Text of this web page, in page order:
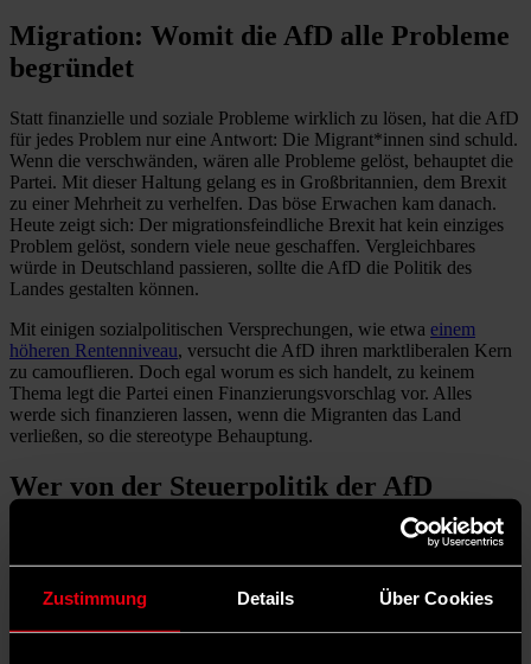
Zustimmung Details Über Cookies
Migration: Womit die AfD alle Probleme
begründet
Statt finanzielle und soziale Probleme wirklich zu lösen, hat die AfD
für jedes Problem nur eine Antwort: Die Migrant*innen sind schuld.
Wenn die verschwänden, wären alle Probleme gelöst, behauptet die
Partei. Mit dieser Haltung gelang es in Großbritannien, dem Brexit
zu einer Mehrheit zu verhelfen. Das böse Erwachen kam danach.
Heute zeigt sich: Der migrationsfeindliche Brexit hat kein einziges
Problem gelöst, sondern viele neue geschaffen. Vergleichbares
würde in Deutschland passieren, sollte die AfD die Politik des
Landes gestalten können.
Mit einigen sozialpolitischen Versprechungen, wie etwa einem
höheren Rentenniveau, versucht die AfD ihren marktliberalen Kern
zu camouflieren. Doch egal worum es sich handelt, zu keinem
Thema legt die Partei einen Finanzierungsvorschlag vor. Alles
werde sich finanzieren lassen, wenn die Migranten das Land
verließen, so die stereotype Behauptung.
Wer von der Steuerpolitik der AfD
Auch beim Thema Steuern ist die AfD klar auf neoliberaler Linie:
Sie lehnt Steuererhöhungen für Superreiche ebenso ab wie jede
Form von Vermögens- oder Erbschaftsteuern. Profitieren würden
davon nur Menschen mit hohen Einkommen und großen Vermögen.